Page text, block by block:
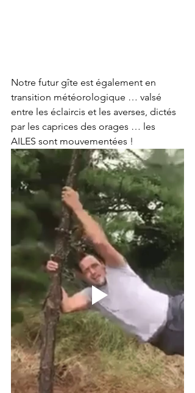
Notre futur gîte est également en
transition météorologique … valsé
entre les éclaircis et les averses, dictés
par les caprices des orages … les
AILES sont mouvementées !